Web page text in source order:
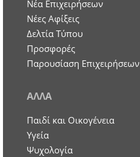
Nέα Επιχειρήσεων
Νέες Αφίξεις
Δελτία Τύπου
Προσφορές
Παρουσίαση Επιχειρήσεων
ΑΛΛΑ
Παιδί και Οικογένεια
Υγεία
Ψυχολογία